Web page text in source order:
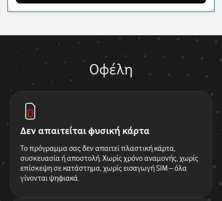
Οφέλη
Δεν απαιτείται φυσική κάρτα
Το πρόγραμμα σας δεν απαιτεί πλαστική κάρτα,
συσκευασία ή αποστολή. Χωρίς χρόνο αναμονής, χωρίς
επίσκεψη σε κατάστημα, χωρίς εισαγωγή SIM – όλα
γίνονται ψηφιακά.